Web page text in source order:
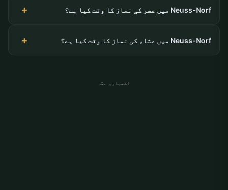
Neuss-Norf میں عصر کی نماز کا وقت کیا ہے؟
Neuss-Norf میں عشاء کی نماز کا وقت کیا ہے؟
اشتہاری جگہ